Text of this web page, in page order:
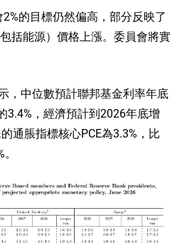
的目標仍然偏高，部分反映了
括能源）價格上漲。委員會將實
，中位數預計聯邦基金利率年底
3.4%，經濟預計到2026年底增
通脹指標核心PCE為3.3%，比